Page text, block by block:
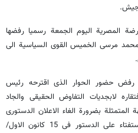
المصریة الیوم الجمعة رسمیا رفضها
محمد مرسی الخمیس القوى السیاسیة الى
رفض حضور الحوار الذی اقترحه رئیس
لابجدیات التفاوض الحقیقی والجاد
بضرورة الغاء الاعلان الدستوری
باکمله والغاء قرار الرئیس بالدعوة للاستفتاء على الدستور فی 15 کانون الاول/